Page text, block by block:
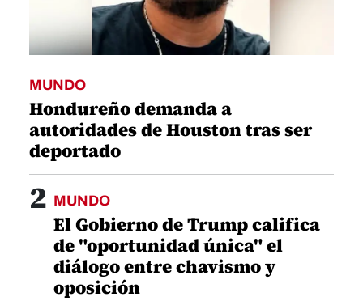
MUNDO
Hondureño demanda a
autoridades de Houston tras ser
deportado
2 MUNDO
El Gobierno de Trump califica
de "oportunidad única" el
diálogo entre chavismo y
oposición